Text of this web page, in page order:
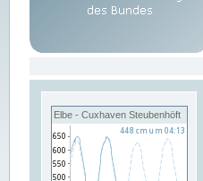
Elbe - Cuxhaven Steubenhöft